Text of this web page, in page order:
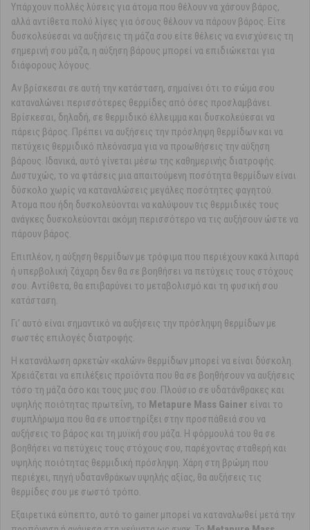
Υπάρχουν πολλές λύσεις για άτομα που θέλουν να χάσουν βάρος,
αλλά αντίθετα πολύ λίγες για όσους θέλουν να πάρουν βάρος. Είτε
δυσκολεύεσαι να αυξήσεις τη μάζα σου είτε θέλεις να ενισχύσεις τη
σημερινή σου μάζα, η αύξηση βάρους μπορεί να επιδιώκεται για
διάφορους λόγους.
Αν βρίσκεσαι σε αυτή την κατάσταση, σημαίνει ότι το σώμα σου
καταναλώνει περισσότερες θερμίδες από όσες προσλαμβάνει.
Βρίσκεσαι, δηλαδή, σε θερμιδικό έλλειμμα και δυσκολεύεσαι να
πάρεις βάρος. Πρέπει να αυξήσεις την πρόσληψη θερμίδων και να
πετύχεις θερμιδικό πλεόνασμα για να προωθήσεις την αύξηση
βάρους. Ιδανικά, αυτό γίνεται μέσω της καθημερινής διατροφής.
Δυστυχώς, το να φτάσεις μια απαιτούμενη ποσότητα θερμίδων είναι
δύσκολο χωρίς να καταναλώσεις μεγάλες ποσότητες φαγητού.
Άτομα που ήδη δυσκολεύονται να καλύψουν τις θερμιδικές τους
ανάγκες δυσκολεύονται ακόμη περισσότερο να τις αυξήσουν ώστε να
πάρουν βάρος.
Επιπλέον, η αύξηση θερμίδων με τρόφιμα που περιέχουν κακά λιπαρά
ή υπερβολική ζάχαρη δεν θα σε βοηθήσει να πετύχεις τους στόχους
σου. Αντίθετα, θα επιβαρύνει το μεταβολισμό και τη φυσική σου
κατάσταση.
Γι’ αυτό είναι σημαντικό να αυξήσεις την πρόσληψη θερμίδων με
σωστές επιλογές διατροφής.
Η κατανάλωση αρκετών «καλών» θερμίδων μπορεί να είναι δύσκολη.
Χρειάζεται να επιλέξεις προϊόντα που θα σε βοηθήσουν να αυξήσεις
τόσο τη μάζα όσο και τους μυς σου. Πλούσιο σε υδατάνθρακες και
υψηλής ποιότητας πρωτεΐνη, το Metapure Mass Gainer είναι το
συμπλήρωμα που θα σε υποστηρίξει στην προσπάθειά σου να
αυξήσεις το βάρος και τη μυϊκή σου μάζα. Η φόρμουλά του θα σε
βοηθήσει να πετύχεις τους στόχους σου, παρέχοντας σταθερή και
υψηλής ποιότητας θερμιδική πρόσληψη. Χάρη στη βρώμη που
περιέχει, πηγή υδατανθράκων υψηλής αξίας, θα αυξήσεις τις
θερμίδες σου με σωστό τρόπο.
Εξαιρετικά εύπεπτο, αυτό το gainer μπορεί να καταναλωθεί μετά την